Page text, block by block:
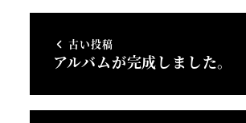
古い投稿
アルバムが完成しました。